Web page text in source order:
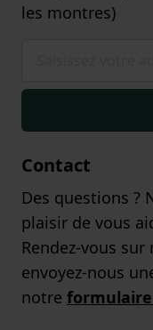
les montres)
Contact
Des questions ?
plaisir de vous
Rendez-vous
envoyez-nous
notre